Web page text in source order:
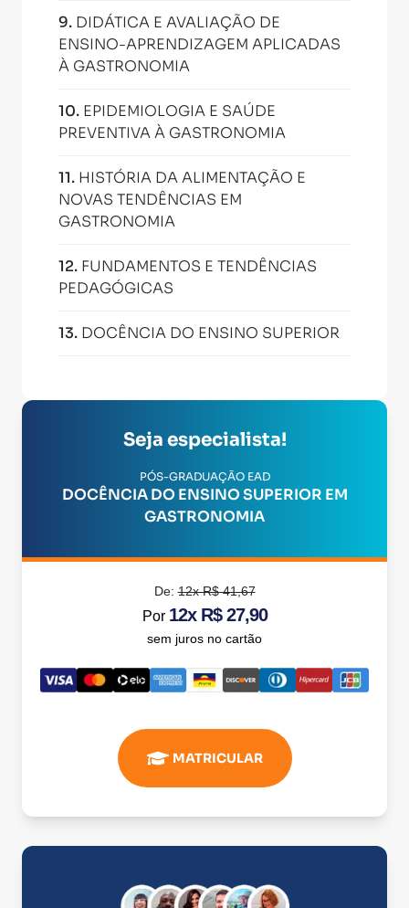
9. DIDÁTICA E AVALIAÇÃO DE
ENSINO-APRENDIZAGEM APLICADAS
À GASTRONOMIA
10. EPIDEMIOLOGIA E SAÚDE
PREVENTIVA À GASTRONOMIA
11. HISTÓRIA DA ALIMENTAÇÃO E
NOVAS TENDÊNCIAS EM
GASTRONOMIA
12. FUNDAMENTOS E TENDÊNCIAS
PEDAGÓGICAS
13. DOCÊNCIA DO ENSINO SUPERIOR
Seja especialista!
PÓS-GRADUAÇÃO EAD
DOCÊNCIA DO ENSINO SUPERIOR EM
GASTRONOMIA
De:12x R$ 41,67
Por 12x R$ 27,90
sem juros no cartão
MATRICULAR